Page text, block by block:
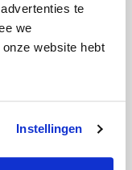
te
we
website hebt
Instellingen
graag